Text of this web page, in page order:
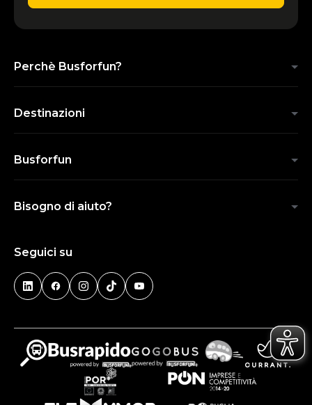
Perchè Busforfun?
Destinazioni
Busforfun
Bisogno di aiuto?
Seguici su